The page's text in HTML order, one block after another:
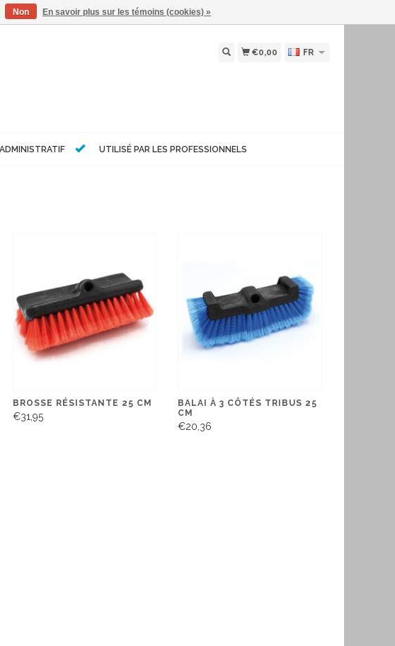
€0,00 FR
UTILISÉ PAR LES PROFESSIONNELS
BROSSE RÉSISTANTE 25 CM
€31,95
BALAI À 3 CÔTÉS TRIBUS 25
CM
€20,36
Non En savoir plus sur les témoins (cookies) »